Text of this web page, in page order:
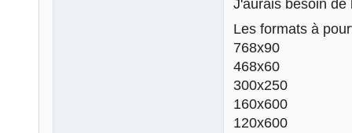
J'aurais besoin de
Les formats à
768x90
468x60
300x250
160x600
120x600